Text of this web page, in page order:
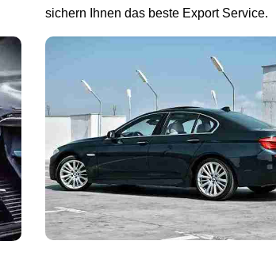
sichern Ihnen das beste Export Service.